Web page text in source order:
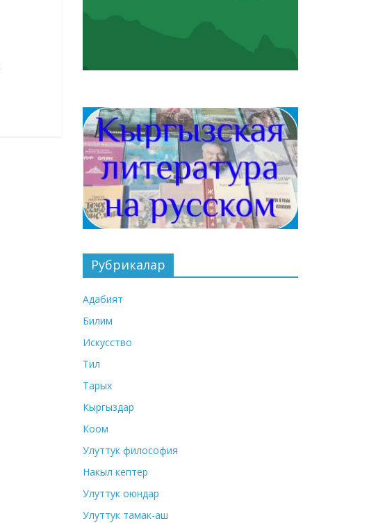
Рубрикалар
Адабият
Билим
Искусство
Тил
Тарых
Кыргыздар
Коом
Улуттук философия
Накыл кептер
Улуттук оюндар
Улуттук тамак-аш